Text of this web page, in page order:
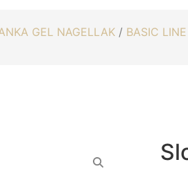
GEL NAGELLAK / BASIC LINE